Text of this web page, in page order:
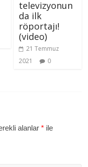
televizyonun
da ilk
röportajı!
(video)
21 Temmuz
2021
0
alanlar* ile